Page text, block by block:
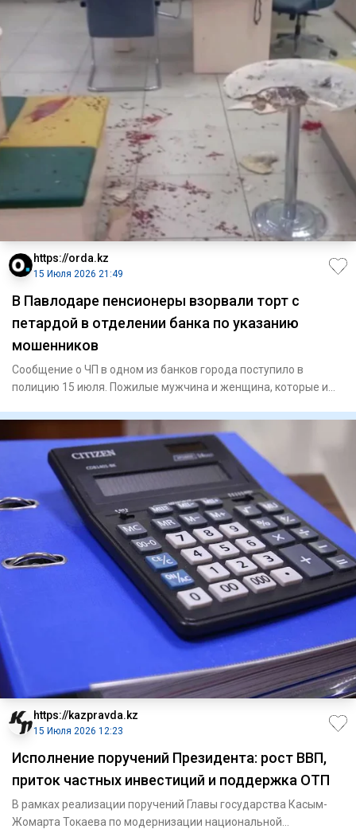
https://orda.kz
15 Июля 2026 21:49
В Павлодаре пенсионеры взорвали торт с
петардой в отделении банка по указанию
мошенников
Сообщение о ЧП в одном из банков города поступило в
полицию 15 июля. Пожилые мужчина и женщина, которые и
https://kazpravda.kz
15 Июля 2026 12:23
Исполнение поручений Президента: рост ВВП,
приток частных инвестиций и поддержка ОТП
В рамках реализации поручений Главы государства Касым-
Жомарта Токаева по модернизации национальной